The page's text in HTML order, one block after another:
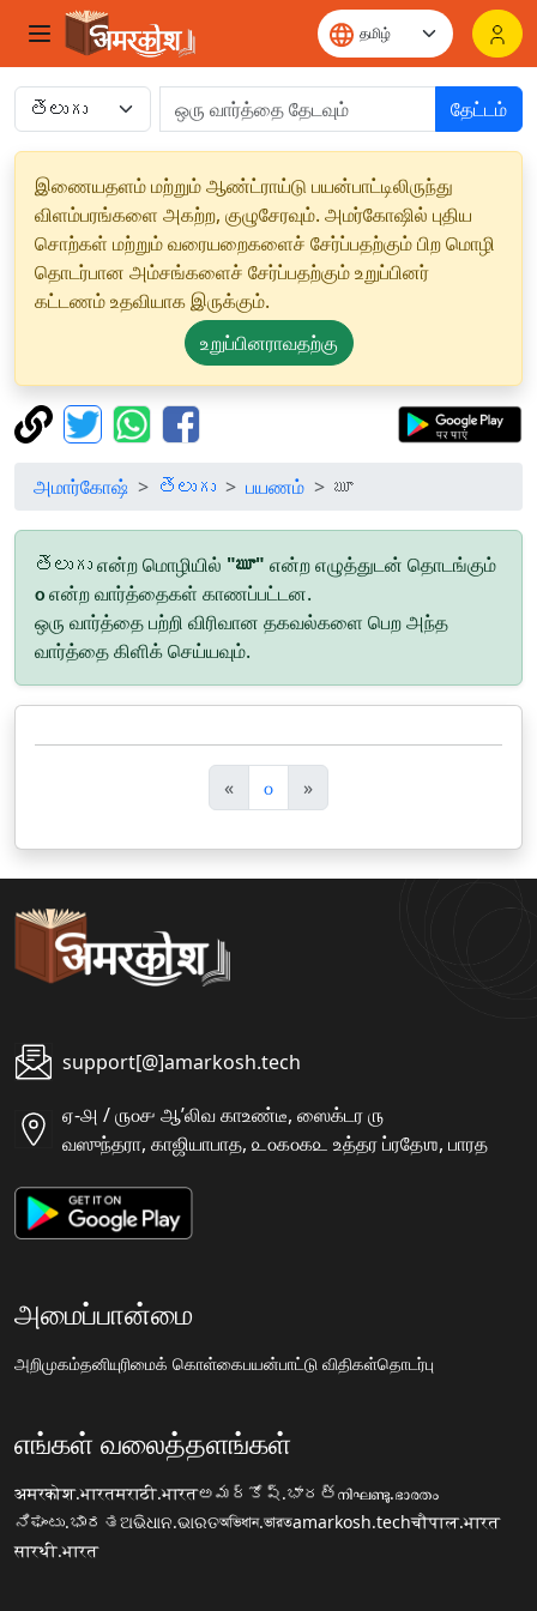
தேட்டம்
இணையதளம் மற்றும் ஆண்ட்ராய்டு பயன்பாட்டிலிருந்து
விளம்பரங்களை அகற்ற, குழுசேரவும். அமர்கோஷில் புதிய
சொற்கள் மற்றும் வரையறைகளைச் சேர்ப்பதற்கும் பிற மொழி
தொடர்பான அம்சங்களைச் சேர்ப்பதற்கும் உறுப்பினர்
கட்டணம் உதவியாக இருக்கும்.
உறுப்பினராவதற்கு
அமார்கோஷ் తెలుగు பயணம் ౠ
తెలుగు என்ற மொழியில் "ౠ" என்ற எழுத்துடன் தொடங்கும்
௦என்ற வார்த்தைகள் காணப்பட்டன.
ஒரு வார்த்தை பற்றி விரிவான தகவல்களை பெற அந்த
வார்த்தை கிளிக் செய்யவும்.
«पि
छ
ला
௦ »अ
ग
ला
support[@]amarkosh.tech
ஏ-௮ / ௫௦௪ ஆʼலிவ காஉண்டீ, ஸைக்டர ௫
வஸுந்தரா, காஜியாபாத, ௨௦௧௦௧௨ உத்தர ப்ரதேஶ, பாரத
அமைப்பான்மை
அறிமுகம்தனியுரிமைக் கொள்கைபயன்பாட்டு விதிகள்தொடர்பு
எங்கள் வலைத்தளங்கள்
अमरकोश.भारतमराठी.भारतఅమర్కోష్.భారత్നിഘണ്ടു.ഭാരതം
ನಿಘಂಟು.ಭಾರತଅଭିଧାନ.ଭାରତঅভিধান.ভারতamarkosh.techचौपाल.भारत
सारथी.भारत